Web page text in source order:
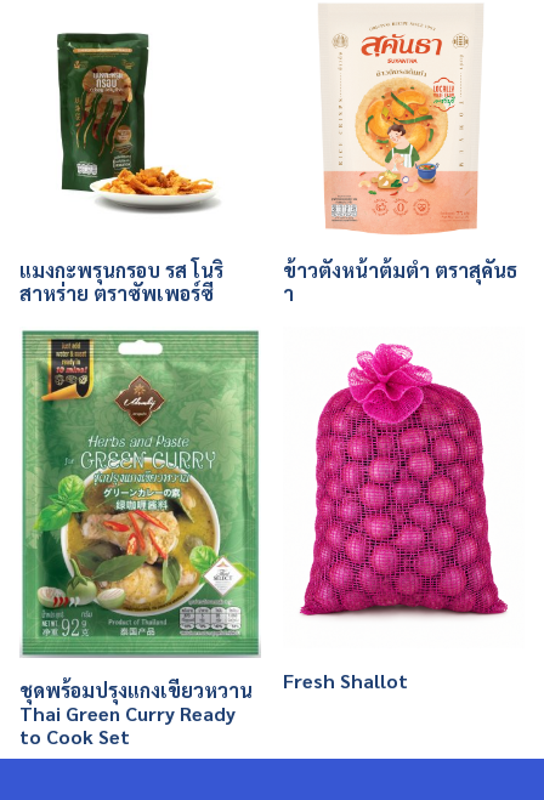
แมงกะพรุนกรอบ รส โนริ
สาหร่าย ตราซัพเพอร์ซี
ข้าวตังหน้าต้มตำ ตราสุคันธ
า
ชุดพร้อมปรุงแกงเขียวหวาน
Thai Green Curry Ready
to Cook Set
Fresh Shallot